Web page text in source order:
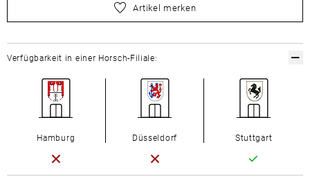
wählen Sie zuerst Ihre Größe aus
Artikel merken
Verfügbarkeit in einer Horsch-Filiale:
Hamburg Düsseldorf Stuttgart